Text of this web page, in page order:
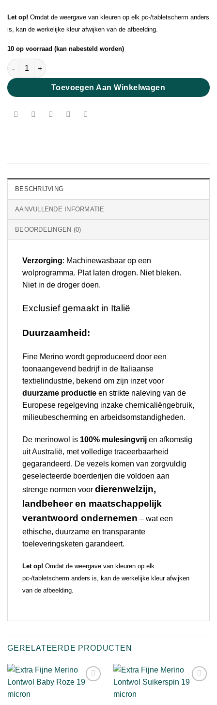
Let op! Omdat de weergave van kleuren op elk pc-/tabletscherm anders
is, kan de werkelijke kleur afwijken van de afbeelding.
10 op voorraad (kan nabesteld worden)
Fine Merino Mulberry aantal
Toevoegen Aan Winkelwagen
BESCHRIJVING
AANVULLENDE INFORMATIE
BEOORDELINGEN (0)
Verzorging: Machinewasbaar op een
wolprogramma. Plat laten drogen. Niet bleken.
Niet in de droger doen.
Exclusief gemaakt in Italië
Duurzaamheid:
Fine Merino wordt geproduceerd door een
toonaangevend bedrijf in de Italiaanse
textielindustrie, bekend om zijn inzet voor
duurzame productie en strikte naleving van de
Europese regelgeving inzake chemicaliëngebruik,
milieubescherming en arbeidsomstandigheden.
De merinowol is 100% mulesingvrij en afkomstig
uit Australië, met volledige traceerbaarheid
gegarandeerd. De vezels komen van zorgvuldig
geselecteerde boerderijen die voldoen aan
strenge normen voor dierenwelzijn,
landbeheer en maatschappelijk
verantwoord ondernemen – wat een
ethische, duurzame en transparante
toeleveringsketen garandeert.
Let op! Omdat de weergave van kleuren op elk
pc-/tabletscherm anders is, kan de werkelijke kleur afwijken
van de afbeelding.
GERELATEERDE PRODUCTEN